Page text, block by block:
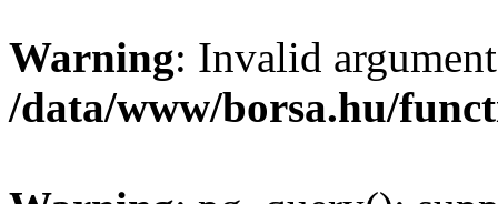
Warning: Invalid
/data/www/borsa.hu/